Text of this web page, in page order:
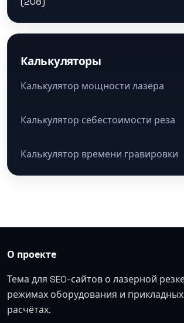
Калькуляторы
Калькулятор мощности лазера
Калькулятор себестоимости реза
Калькулятор времени гравировки
О проекте
Тема для SEO-сайтов о лазерной
режимах оборудования и
расчётах.